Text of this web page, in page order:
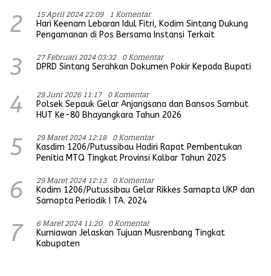
2 15 April 2024 22:09 1 Komentar
Hari Keenam Lebaran Idul Fitri, Kodim Sintang Dukung
Pengamanan di Pos Bersama Instansi Terkait
3 27 Februari 2024 03:32 0 Komentar
DPRD Sintang Serahkan Dokumen Pokir Kepada Bupati
4 29 Juni 2026 11:17 0 Komentar
Polsek Sepauk Gelar Anjangsana dan Bansos Sambut
HUT Ke-80 Bhayangkara Tahun 2026
5 29 Maret 2024 12:18 0 Komentar
Kasdim 1206/Putussibau Hadiri Rapat Pembentukan
Penitia MTQ Tingkat Provinsi Kalbar Tahun 2025
6 29 Maret 2024 12:13 0 Komentar
Kodim 1206/Putussibau Gelar Rikkes Samapta UKP dan
Samapta Periodik I TA. 2024
7 6 Maret 2024 11:20 0 Komentar
Kurniawan Jelaskan Tujuan Musrenbang Tingkat
Kabupaten